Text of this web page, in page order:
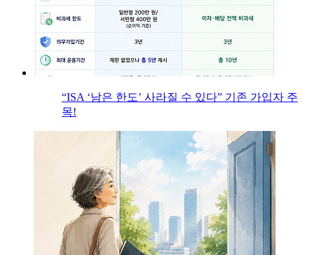
“ISA ‘남은 한도’ 사라질 수 있다” 기존 가입자 주
목!